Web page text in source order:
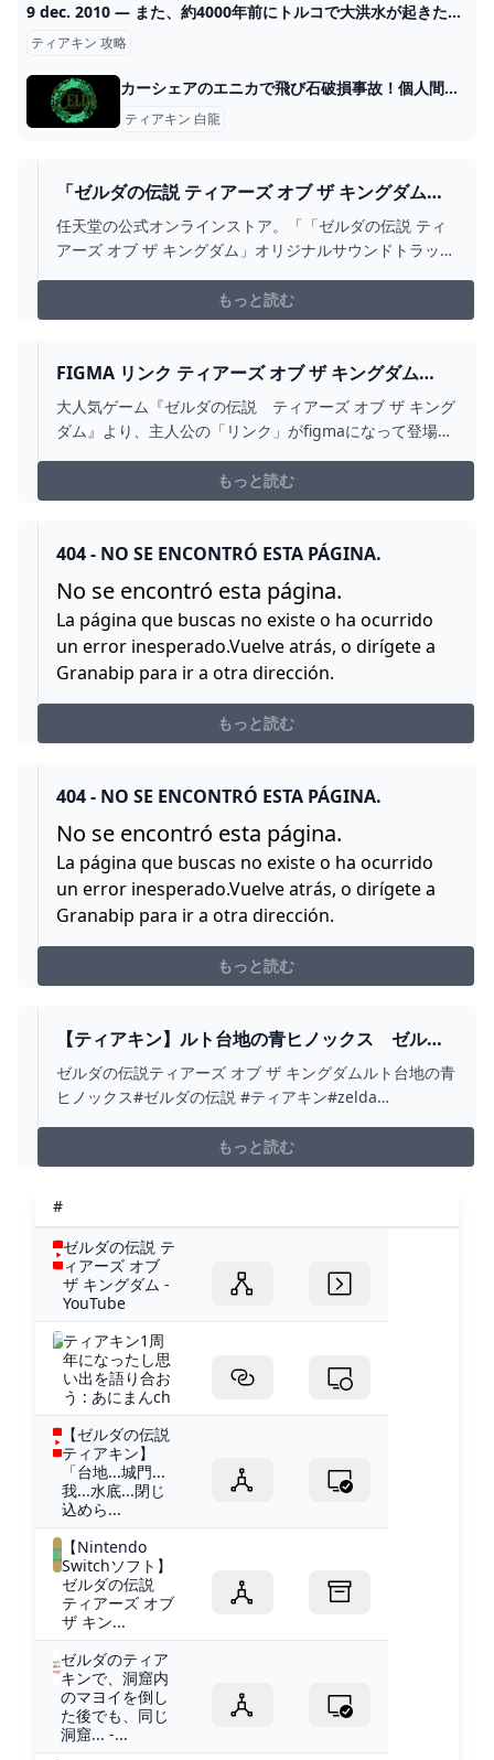
9 dec. 2010 — また、約4000年前にトルコで大洪水が起きたという地質学的証拠もないと付け加えている。「探検隊は私たちとはまったく別の次元で調査している。考古学、 2024
ティアキン 攻略
カーシェアのエニカで飛び石破損事故！個人間カーシェアの事故についてお話します
ティアキン 白龍
「ゼルダの伝説 ティアーズ オブ ザ キングダム」
オリジナルサウンドトラック【初回数量限定生産
盤】 MY NINTENDO STORE（マイニンテンドー
任天堂の公式オンラインストア。「「ゼルダの伝説 ティ
アーズ オブ ザ キングダム」オリジナルサウンドトラック
ドーストアではNintendo Switch（スイッチ）やゲームソ
フト、ストア限定、オリジナルの商品を販売していま
もっと読む
FIGMA リンク ティアーズ オブ ザ キングダム
VER. DXエディション｜グッドスマイルカンパニ
ー公式ショップ
大人気ゲーム『ゼルダの伝説 ティアーズ オブ ザ キング
ダム』より、主人公の「リンク」がfigmaになって登場！
ョンパーツ：「マスターソード」「ハイリアの盾」「ハ
イリアのフード」「パラセール」「ロケット」「ロケッ
ーレルーフエフェクトパーツ」「旅人の盾」「岩ハンマ
負うことが可能
もっと読む
404 - NO SE ENCONTRÓ ESTA PÁGINA.
No se encontró esta página.
La página que buscas no existe o ha ocurrido
un error inesperado.Vuelve atrás, o dirígete a
Granabip para ir a otra dirección.
もっと読む
404 - NO SE ENCONTRÓ ESTA PÁGINA.
No se encontró esta página.
La página que buscas no existe o ha ocurrido
un error inesperado.Vuelve atrás, o dirígete a
Granabip para ir a otra dirección.
もっと読む
【ティアキン】ルト台地の青ヒノックス ゼルダ
の伝説ティアーズ オブ ザ キングダム #ゼルダの伝
説 #ティアキン #ZELDA #SHORTS - YOUTUBE
ゼルダの伝説ティアーズ オブ ザ キングダムルト台地の青
ヒノックス#ゼルダの伝説 #ティアキン#zelda
もっと読む
#
ゼルダの伝説 テ
ィアーズ オブ
ザ キングダム -
YouTube
ティアキン1周
年になったし思
い出を語り合お
う : あにまんch
【ゼルダの伝説
ティアキン】
「台地...城門...
我...水底...閉じ
込めら...
【Nintendo
Switchソフト】
ゼルダの伝説
ティアーズ オブ
ザ キン...
ゼルダのティア
キンで、洞窟内
のマヨイを倒し
た後でも、同じ
洞窟... -...